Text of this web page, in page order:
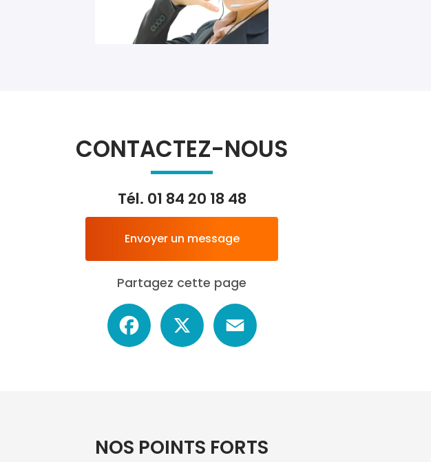
CONTACTEZ-NOUS
Tél. 01 84 20 18 48
Envoyer un message
Partagez cette page
Facebook
NOS POINTS FORTS